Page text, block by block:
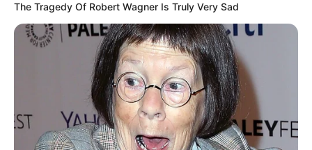
2. Kecintaannya terhadap memasak terinspirasi dari
Chef Jamie Oliver
The Tragedy Of Robert Wagner Is Truly Very Sad